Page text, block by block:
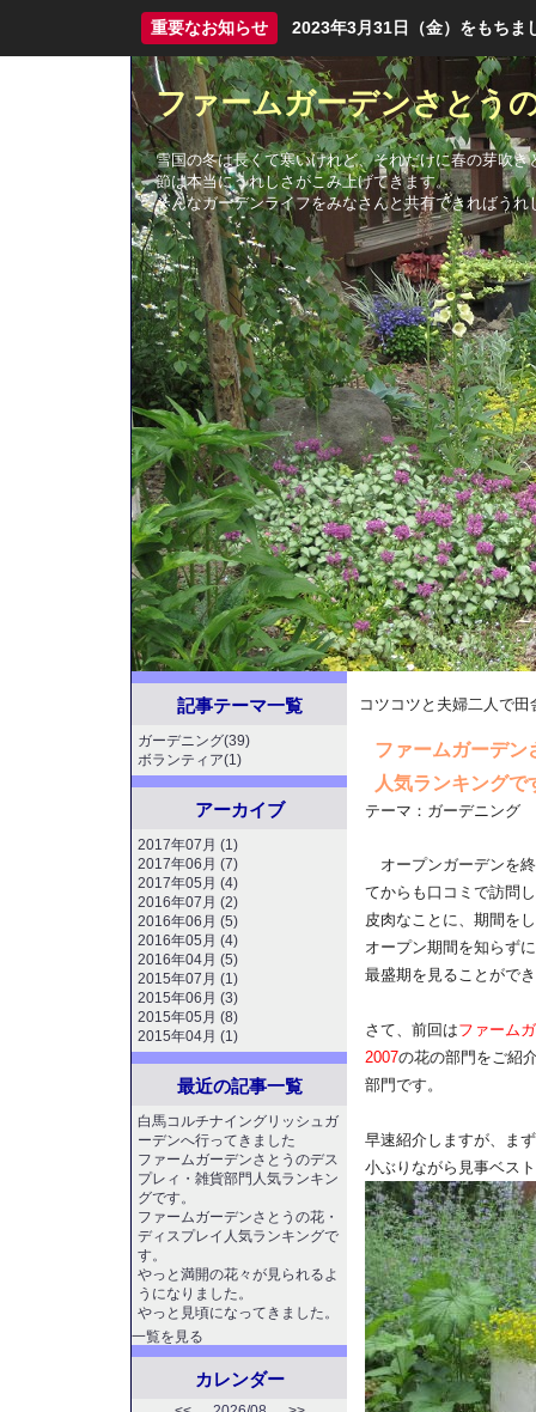
重要なお知らせ 2023年3月31日（金）をもちま
ファームガーデンさとう
雪国の冬は長くて寒いけれど、それだけに春の芽吹き
節は本当にうれしさがこみ上げてきます。
そんなガーデンライフをみなさんと共有できればうれ
コツコツと夫婦二人で
ファームガーデン
人気ランキングで
テーマ： ガーデニング
オープンガーデンを
てからも口コミで訪問
皮肉なことに、期間を
オープン期間を知らず
最盛期を見ることがで
さて、前回はファーム
2007の花の部門をご紹
部門です。
早速紹介しますが、ま
小ぶりながら見事ベス
記事テーマ一覧
ガーデニング(39)
ボランティア(1)
アーカイブ
2017年07月 (1)
2017年06月 (7)
2017年05月 (4)
2016年07月 (2)
2016年06月 (5)
2016年05月 (4)
2016年04月 (5)
2015年07月 (1)
2015年06月 (3)
2015年05月 (8)
2015年04月 (1)
最近の記事一覧
白馬コルチナイングリッシュガ
ーデンへ行ってきました
ファームガーデンさとうのデス
プレィ・雑貨部門人気ランキン
グです。
ファームガーデンさとうの花・
ディスプレイ人気ランキングで
す。
やっと満開の花々が見られるよ
うになりました。
やっと見頃になってきました。
一覧を見る
カレンダー